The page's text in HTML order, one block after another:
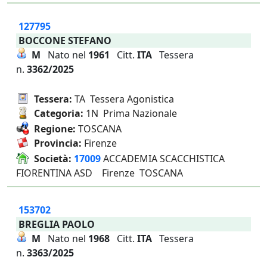
127795
BOCCONE STEFANO
M Nato nel 1961 Citt. ITA Tessera
n. 3362/2025
Tessera: TA Tessera Agonistica
Categoria: 1N Prima Nazionale
Regione: TOSCANA
Provincia: Firenze
Società: 17009ACCADEMIA SCACCHISTICA
FIORENTINA ASD Firenze TOSCANA
153702
BREGLIA PAOLO
M Nato nel 1968 Citt. ITA Tessera
n. 3363/2025